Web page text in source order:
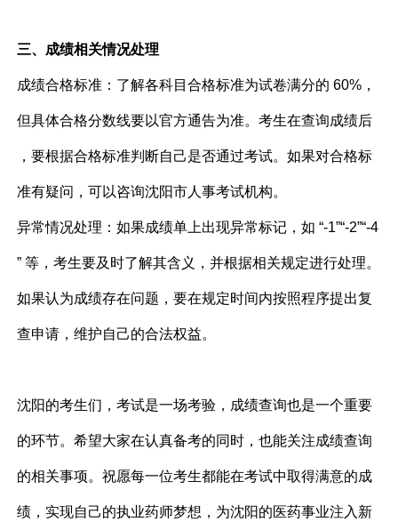
三、成绩相关情况处理
成绩合格标准：了解各科目合格标准为试卷满分的 60%，
但具体合格分数线要以官方通告为准。考生在查询成绩后
，要根据合格标准判断自己是否通过考试。如果对合格标
准有疑问，可以咨询沈阳市人事考试机构。
异常情况处理：如果成绩单上出现异常标记，如 “-1”“-2”“-4
” 等，考生要及时了解其含义，并根据相关规定进行处理。
如果认为成绩存在问题，要在规定时间内按照程序提出复
查申请，维护自己的合法权益。
沈阳的考生们，考试是一场考验，成绩查询也是一个重要
的环节。希望大家在认真备考的同时，也能关注成绩查询
的相关事项。祝愿每一位考生都能在考试中取得满意的成
绩，实现自己的执业药师梦想，为沈阳的医药事业注入新